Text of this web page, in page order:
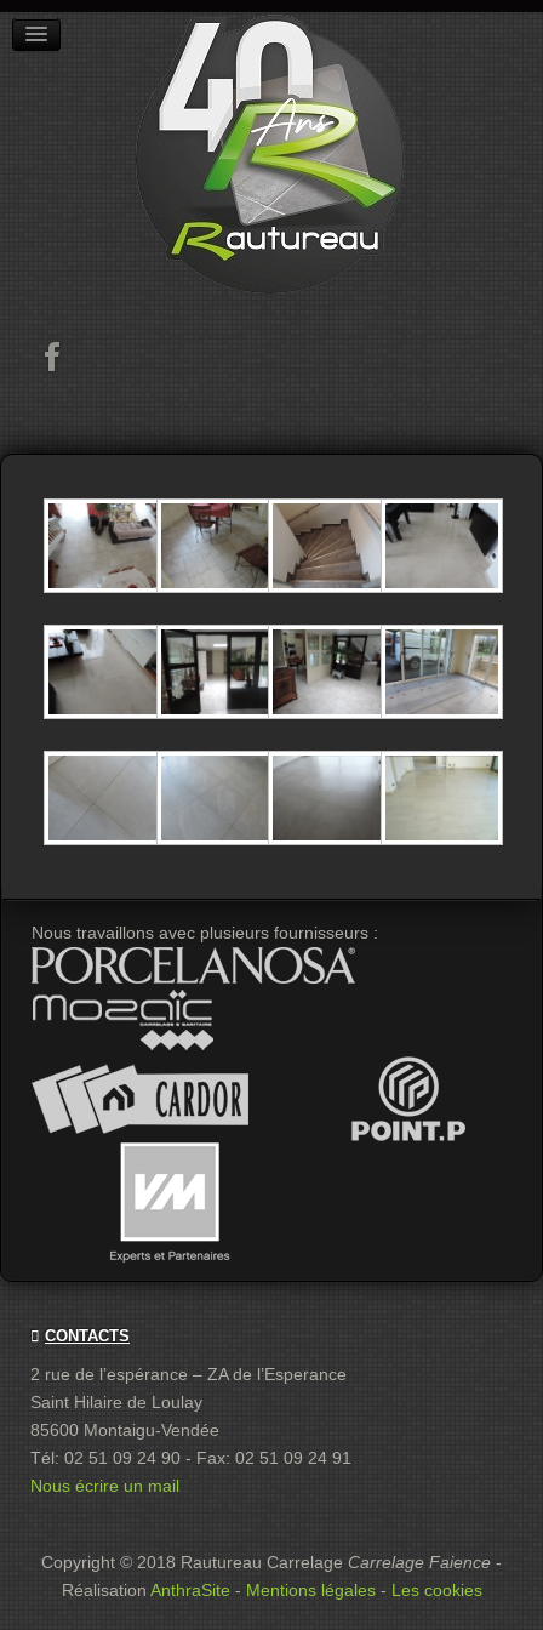
L'ENTREPRISE
Nous travaillons avec plusieurs fournisseurs :
CONTACTS
2 rue de l’espérance – ZA de l’Esperance
Saint Hilaire de Loulay
85600 Montaigu-Vendée
Tél: 02 51 09 24 90 - Fax: 02 51 09 24 91
Nous écrire un mail
Copyright © 2018 Rautureau Carrelage Carrelage Faience -
Réalisation AnthraSite- Mentions légales- Les cookies